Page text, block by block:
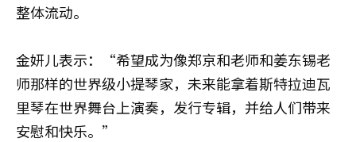
整体流动。
金妍儿表示：“希望成为像郑京和老师和姜东锡老
师那样的世界级小提琴家，未来能拿着斯特拉迪瓦
里琴在世界舞台上演奏，发行专辑，并给人们带来
安慰和快乐。”